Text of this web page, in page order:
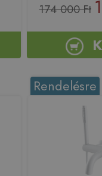
174 000 Ft
Rendelésre